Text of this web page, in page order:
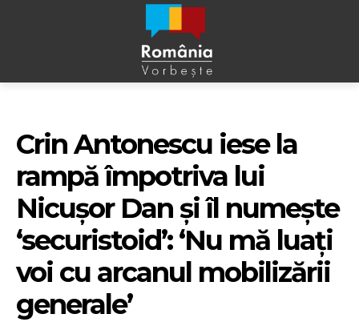
Crin Antonescu iese la
rampă împotriva lui
Nicușor Dan și îl numește
‘securistoid’: ‘Nu mă luați
voi cu arcanul mobilizării
generale’